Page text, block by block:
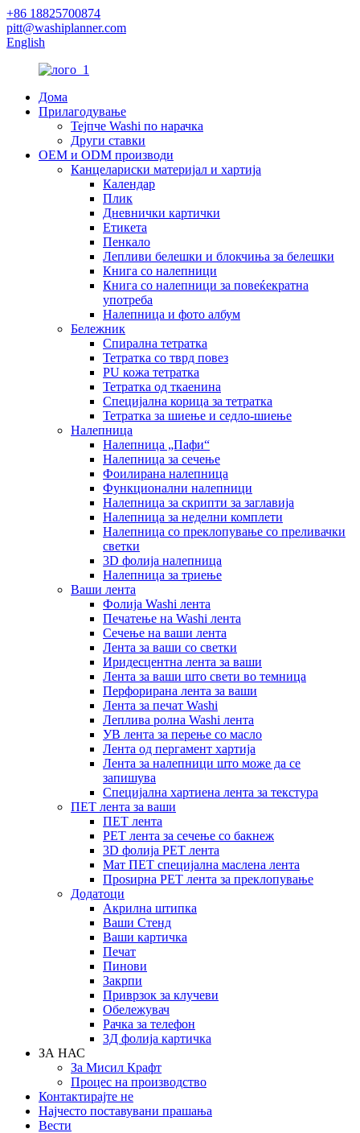
+86 18825700874
pitt@washiplanner.com
English
Дома
Прилагодување
Тејпче Washi по нарачка
Други ставки
OEM и ODM производи
Канцелариски материјал и хартија
Календар
Плик
Дневнички картички
Етикета
Пенкало
Лепливи белешки и блокчиња за белешки
Книга со налепници
Книга со налепници за повеќекратна
употреба
Налепница и фото албум
Бележник
Спирална тетратка
Тетратка со тврд повез
PU кожа тетратка
Тетратка од ткаенина
Специјална корица за тетратка
Тетратка за шиење и седло-шиење
Налепница
Налепница „Пафи“
Налепница за сечење
Фоилирана налепница
Функционални налепници
Налепница за скрипти за заглавија
Налепница за неделни комплети
Налепница со преклопување со преливачки
светки
3D фолија налепница
Налепница за триење
Ваши лента
Фолија Washi лента
Печатење на Washi лента
Сечење на ваши лента
Лента за ваши со светки
Иридесцентна лента за ваши
Лента за ваши што свети во темница
Перфорирана лента за ваши
Лента за печат Washi
Леплива ролна Washi лента
УВ лента за перење со масло
Лента од пергамент хартија
Лента за налепници што може да се
запишува
Специјална хартиена лента за текстура
ПЕТ лента за ваши
ПЕТ лента
PET лента за сечење со бакнеж
3D фолија PET лента
Мат ПЕТ специјална маслена лента
Проѕирна PET лента за преклопување
Додатоци
Акрилна штипка
Ваши Стенд
Ваши картичка
Печат
Пинови
Закрпи
Приврзок за клучеви
Обележувач
Рачка за телефон
3Д фолија картичка
ЗА НАС
За Мисил Крафт
Процес на производство
Контактирајте не
Најчесто поставувани прашања
Вести